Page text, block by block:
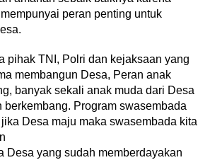
peran penting untuk
pihak TNI, Polri dan kejaksaan yang
membangun Desa, Peran anak
banyak sekali anak muda dari Desa
berkembang. Program swasembada
Desa maju maka swasembada kita
Desa yang sudah memberdayakan